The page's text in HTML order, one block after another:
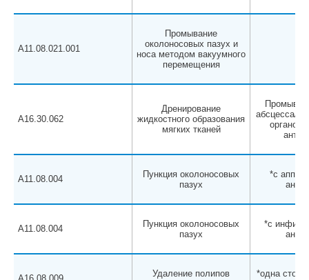
A11.08.021.001
Промывание
околоносовых пазух и
носа методом вакуумного
перемещения
A16.30.062
Дренирование
жидкостного образования
мягких тканей
абсцесса/
органов
A11.08.004
Пункция околоносовых
пазух
*с
A11.08.004
Пункция околоносовых
пазух
*с
Удаление полипов
*одна